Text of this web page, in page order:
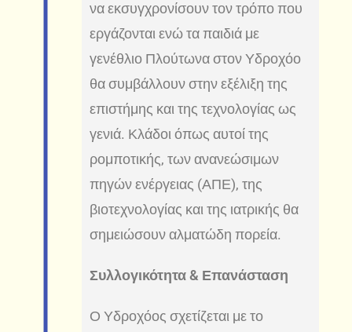
να εκσυγχρονίσουν τον τρόπο που
εργάζονται ενώ τα παιδιά με
γενέθλιο Πλούτωνα στον Υδροχόο
θα συμβάλλουν στην εξέλιξη της
επιστήμης και της τεχνολογίας ως
γενιά. Κλάδοι όπως αυτοί της
ρομποτικής, των ανανεώσιμων
πηγών ενέργειας (ΑΠΕ), της
βιοτεχνολογίας και της ιατρικής θα
σημειώσουν αλματώδη πορεία.
Συλλογικότητα & Επανάσταση
Ο Υδροχόος σχετίζεται με το